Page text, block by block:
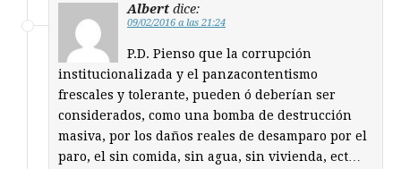
Albert dice:
09/02/2016 a las 21:24
P.D. Pienso que la corrupción
institucionalizada y el panzacontentismo
frescales y tolerante, pueden ó deberían ser
considerados, como una bomba de destrucción
masiva, por los daños reales de desamparo por el
paro, el sin comida, sin agua, sin vivienda, ect…